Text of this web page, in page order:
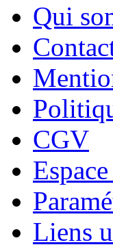
Qui
CGV
Liens